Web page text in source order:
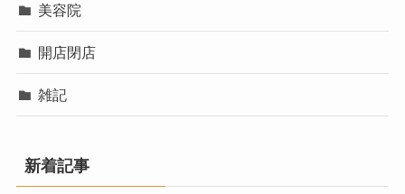
美容院
開店閉店
雑記
新着記事